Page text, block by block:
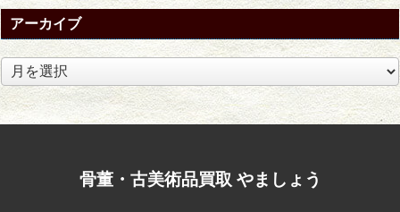
アーカイブ
ア
ー
カ
イ
骨董・古美術品買取 やましょう